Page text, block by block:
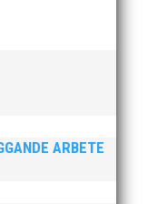
ARBETE
betyder det olika
sig i
sammanfattning
förening om hur